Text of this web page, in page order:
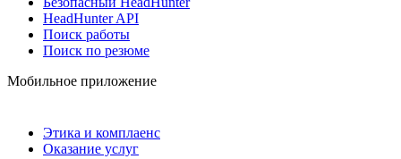
HeadHunter API
Поиск работы
Поиск по резюме
Мобильное приложение
Этика и комплаенс
Оказание услуг